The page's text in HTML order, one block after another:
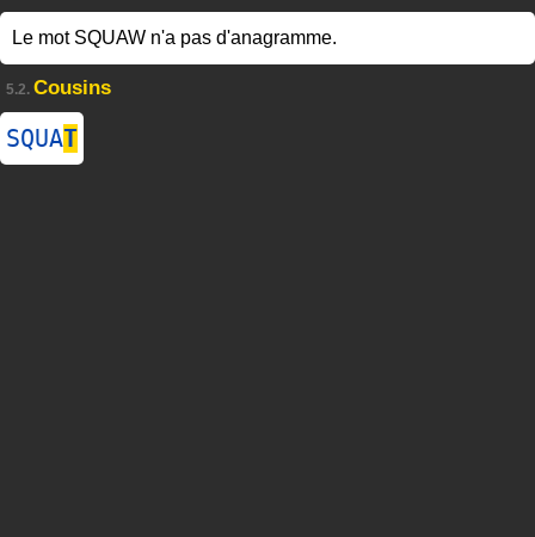
Le mot SQUAW n'a pas d'anagramme.
5.2. Cousins
SQUAT